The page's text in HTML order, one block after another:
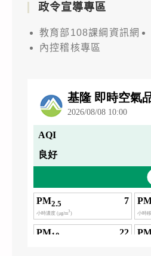
政令宣導專區
教育部108課綱資訊網
內控稽核專區